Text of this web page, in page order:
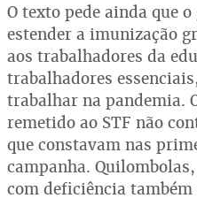
O texto pede ainda que
estender a imunização
aos trabalhadores da
trabalhadores
trabalhar na pandemia.
remetido ao STF não
que constavam nas
campanha.
com deficiência